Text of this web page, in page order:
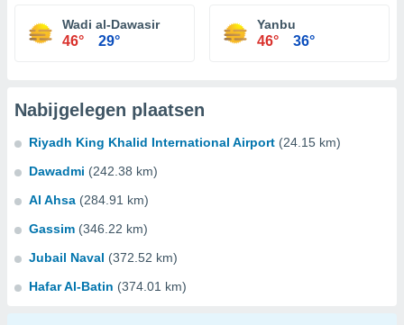
Wadi al-Dawasir
46° 29°
Yanbu
46° 36°
Nabijgelegen plaatsen
Riyadh King Khalid International Airport (24.15 km)
Dawadmi (242.38 km)
Al Ahsa (284.91 km)
Gassim (346.22 km)
Jubail Naval (372.52 km)
Hafar Al-Batin (374.01 km)